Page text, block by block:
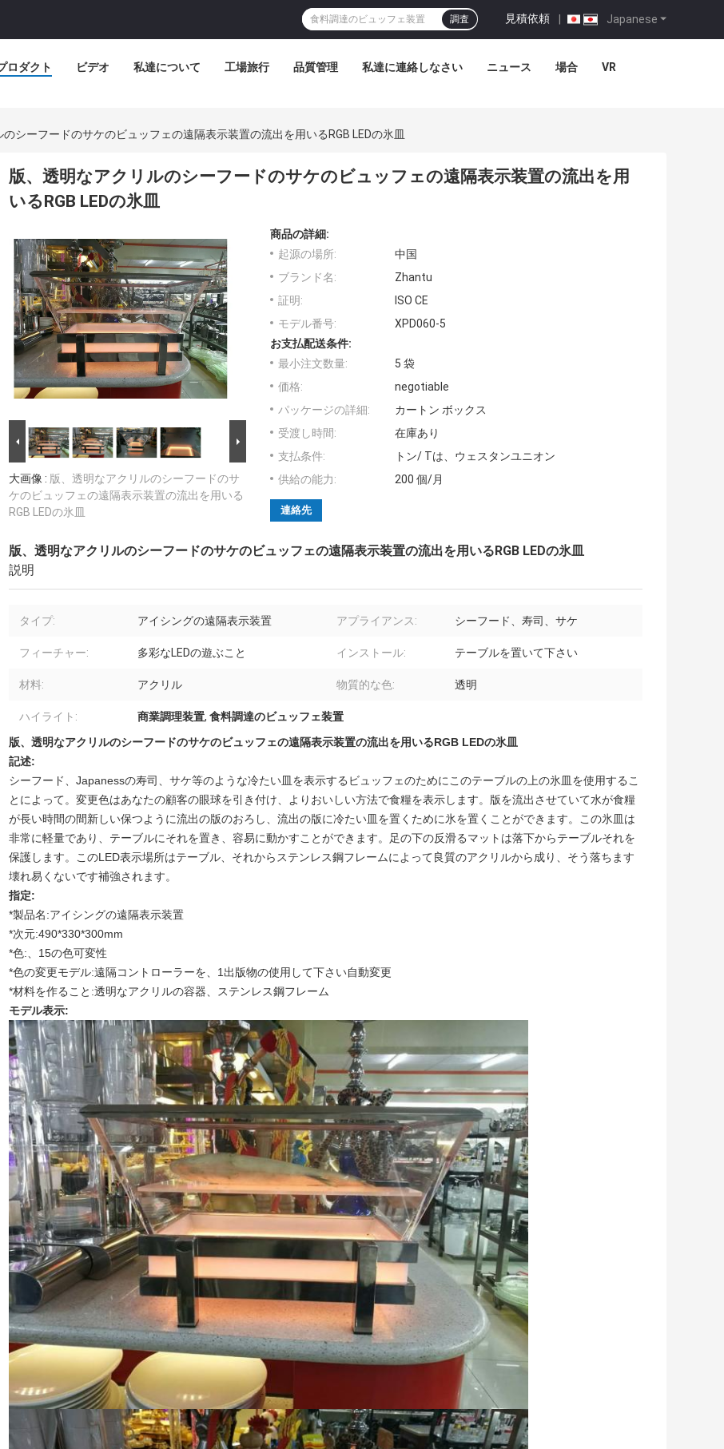
Japanese
見積依頼 |
調査
ロダクト ビデオ 私達について 工場旅行 品質管理 私達に連絡しなさい ニュース 場合 VR
シーフードのサケのビュッフェの遠隔表示装置の流出を用いるRGB LEDの氷皿
版、透明なアクリルのシーフードのサケのビュッフェの遠隔表示装置の流出を用
いるRGB LEDの氷皿
大画像 : 版、透明なアクリルのシーフードのサ
ケのビュッフェの遠隔表示装置の流出を用いる
RGB LEDの氷皿
商品の詳細:
起源の場所:
中国
ブランド名:
Zhantu
証明:
ISO CE
モデル番号:
XPD060-5
お支払配送条件:
最小注文数量:
5 袋
価格:
negotiable
パッケージの詳細:
カートン ボックス
受渡し時間:
在庫あり
支払条件:
トン/ Tは、ウェスタンユニオン
供給の能力:
200 個/月
連絡先
版、透明なアクリルのシーフードのサケのビュッフェの遠隔表示装置の流出を用いるRGB LEDの氷皿
説明
タイプ: アイシングの遠隔表示装置 アプライアンス: シーフード、寿司、サケ
フィーチャー: 多彩なLEDの遊ぶこと インストール: テーブルを置いて下さい
材料: アクリル 物質的な色: 透明
ハイライト: 商業調理装置, 食料調達のビュッフェ装置
版、透明なアクリルのシーフードのサケのビュッフェの遠隔表示装置の流出を用いるRGB LEDの氷皿
記述:
シーフード、Japanessの寿司、サケ等のような冷たい皿を表示するビュッフェのためにこのテーブルの上の氷皿を使用するこ
とによって。変更色はあなたの顧客の眼球を引き付け、よりおいしい方法で食糧を表示します。版を流出させていて水が食糧
が長い時間の間新しい保つように流出の版のおろし、流出の版に冷たい皿を置くために氷を置くことができます。この氷皿は
非常に軽量であり、テーブルにそれを置き、容易に動かすことができます。足の下の反滑るマットは落下からテーブルそれを
保護します。このLED表示場所はテーブル、それからステンレス鋼フレームによって良質のアクリルから成り、そう落ちます
壊れ易くないです補強されます。
指定:
*製品名:アイシングの遠隔表示装置
*次元:490*330*300mm
*色:、15の色可変性
*色の変更モデル:遠隔コントローラーを、1出版物の使用して下さい自動変更
*材料を作ること:透明なアクリルの容器、ステンレス鋼フレーム
モデル表示: